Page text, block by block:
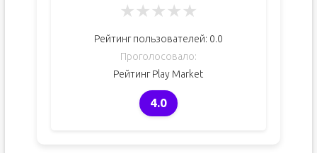
★★★★★
Рейтинг пользователей: 0.0
Проголосовало:
Рейтинг Play Market
4.0